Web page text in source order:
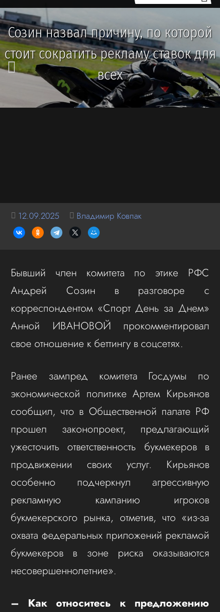
Созин назвал причину, по которой
стоит сократить рекламу ставок для
всех
12.09.2025 Владимир Ковпак
Бывший член комитета по этике РФС
Андрей Созин в разговоре с
корреспондентом «Спорт День за Днем»
Анной ИВАНОВОЙ прокомментировал
свое отношение к беттингу в соцсетях.
Ранее зампред комитета Госдумы по
экономической политике Артем Кирьянов
сообщил, что в Общественной палате РФ
прошел законопроект, предлагающий
ужесточить ответственность букмекеров в
продвижении своих услуг. Кирьянов
особенно подчеркнул агрессивную
рекламную кампанию игроков
букмекерского рынка, отметив, что «из-за
охвата федеральных приложений рекламой
букмекеров в зоне риска оказываются
несовершеннолетние».
– Как относитесь к предложению